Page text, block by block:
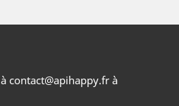
contact@apihappy.fr à